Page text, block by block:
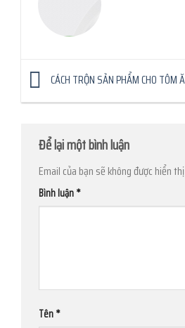
CÁCH TRỘN SẢN PHẨM CHO TÔM
Để lại một bình luận
Email của bạn sẽ không được hiển
Bình luận*
Tên*